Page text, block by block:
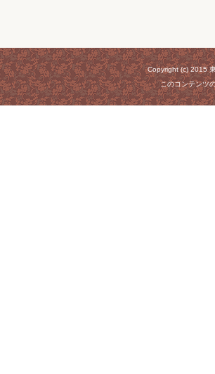
Copyright (c) 2015
このコンテンツ